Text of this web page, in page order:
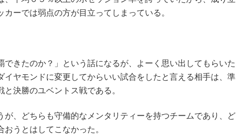
ーでは弱点の方が目立ってしまっている。
できたのか？」という話になるが、よーく思い出してもらいた
イヤモンドに変更してからいい試合をしたと言える相手は、準
決勝のユベントス戦である。
が、どちらも守備的なメンタリティーを持つチームであり、ど
うとはしてこなかった。